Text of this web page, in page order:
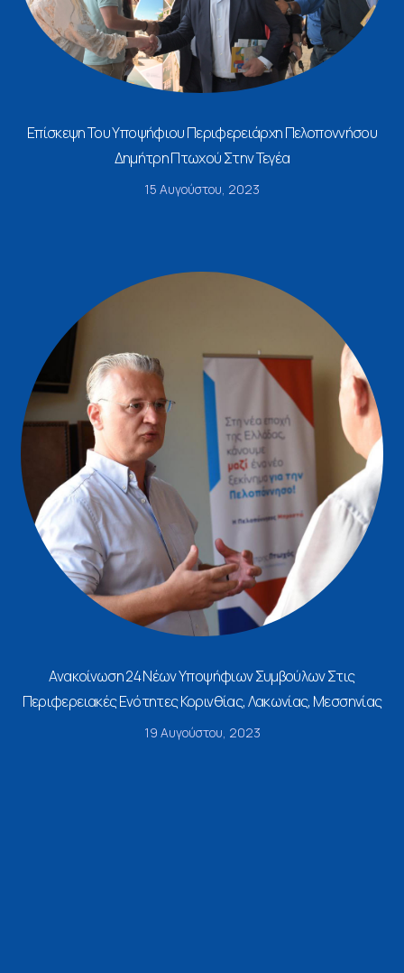
Επίσκεψη Του Υποψήφιου Περιφερειάρχη Πελοποννήσου
Δημήτρη Πτωχού Στην Τεγέα
15 Αυγούστου, 2023
Ανακοίνωση 24 Νέων Υποψήφιων Συμβούλων Στις
Περιφερειακές Ενότητες Κορινθίας, Λακωνίας, Μεσσηνίας
19 Αυγούστου, 2023